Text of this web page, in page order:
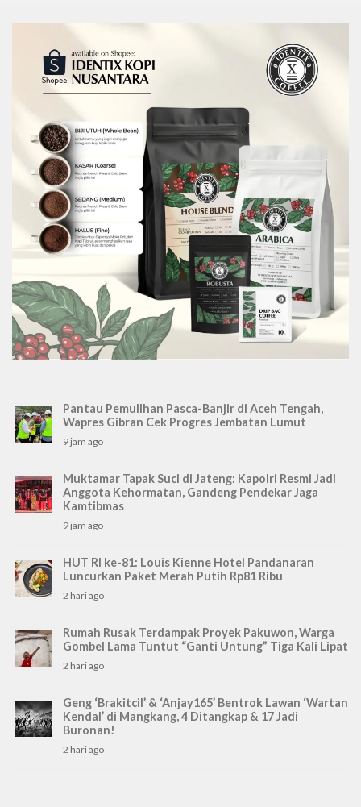
Pantau Pemulihan Pasca-Banjir di Aceh Tengah,
Wapres Gibran Cek Progres Jembatan Lumut
9 jam ago
Muktamar Tapak Suci di Jateng: Kapolri Resmi Jadi
Anggota Kehormatan, Gandeng Pendekar Jaga
Kamtibmas
9 jam ago
HUT RI ke-81: Louis Kienne Hotel Pandanaran
Luncurkan Paket Merah Putih Rp81 Ribu
2 hari ago
Rumah Rusak Terdampak Proyek Pakuwon, Warga
Gombel Lama Tuntut “Ganti Untung” Tiga Kali Lipat
2 hari ago
Geng ‘Brakitcil’ & ‘Anjay165’ Bentrok Lawan ‘Wartan
Kendal’ di Mangkang, 4 Ditangkap & 17 Jadi
Buronan!
2 hari ago